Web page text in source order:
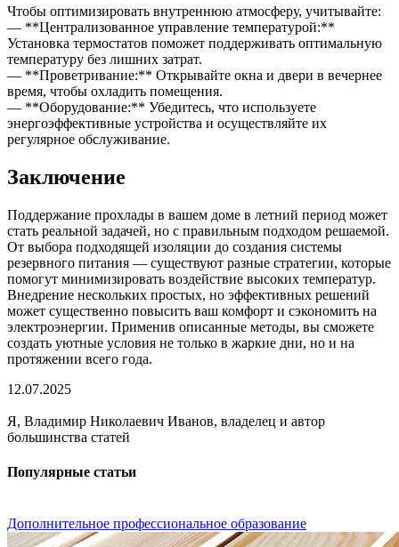
Чтобы оптимизировать внутреннюю атмосферу, учитывайте:
— **Централизованное управление температурой:**
Установка термостатов поможет поддерживать оптимальную
температуру без лишних затрат.
— **Проветривание:** Открывайте окна и двери в вечернее
время, чтобы охладить помещения.
— **Оборудование:** Убедитесь, что используете
энергоэффективные устройства и осуществляйте их
регулярное обслуживание.
Заключение
Поддержание прохлады в вашем доме в летний период может
стать реальной задачей, но с правильным подходом решаемой.
От выбора подходящей изоляции до создания системы
резервного питания — существуют разные стратегии, которые
помогут минимизировать воздействие высоких температур.
Внедрение нескольких простых, но эффективных решений
может существенно повысить ваш комфорт и сэкономить на
электроэнергии. Применив описанные методы, вы сможете
создать уютные условия не только в жаркие дни, но и на
протяжении всего года.
12.07.2025
Я, Владимир Николаевич Иванов, владелец и автор
большинства статей
Популярные статьи
Дополнительное профессиональное образование